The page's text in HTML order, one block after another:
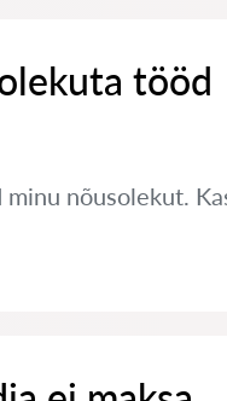
tööd
nõusolekut.